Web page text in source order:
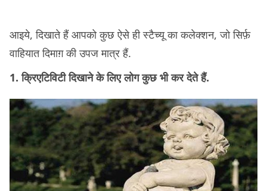
आइये, दिखाते हैं आपको कुछ ऐसे ही स्टैच्यू का कलेक्शन, जो सिर्फ़
वाहियात दिमाग़ की उपज मात्र हैं.
1. क्रिएटिविटी दिखाने के लिए लोग कुछ भी कर देते हैं.